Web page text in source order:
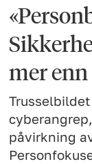
mer
påvirkning